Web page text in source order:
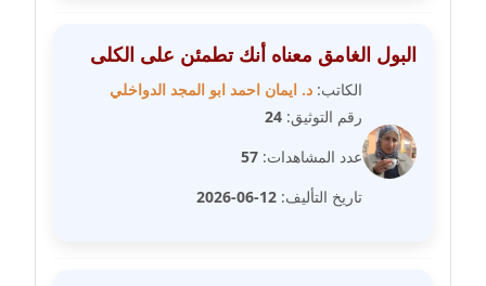
مدونة سامح رشاد
عاملة
مدونة سامح طلعت
مدونة سامح فرج
البول الغامق معناه أنك تطمئن على الكلى
الكاتب: د. ايمان احمد ابو المجد الدواخلي
رقم التوثيق: 24
عدد المشاهدات: 57
تاريخ التأليف: 12-06-2026